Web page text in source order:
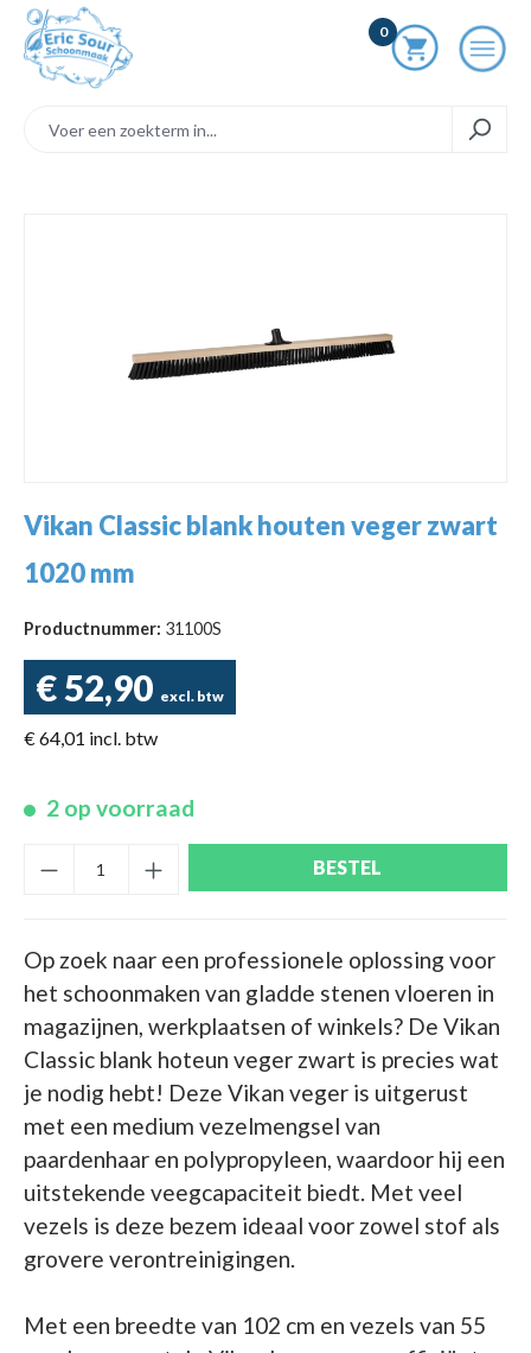
0
Vikan Classic blank houten veger zwart
1020 mm
Productnummer: 31100S
€ 52,90 excl. btw
€ 64,01 incl. btw
2 op voorraad
BESTEL
Op zoek naar een professionele oplossing voor
het schoonmaken van gladde stenen vloeren in
magazijnen, werkplaatsen of winkels? De Vikan
Classic blank hoteun veger zwart is precies wat
je nodig hebt! Deze Vikan veger is uitgerust
met een medium vezelmengsel van
paardenhaar en polypropyleen, waardoor hij een
uitstekende veegcapaciteit biedt. Met veel
vezels is deze bezem ideaal voor zowel stof als
grovere verontreinigingen.
Met een breedte van 102 cm en vezels van 55